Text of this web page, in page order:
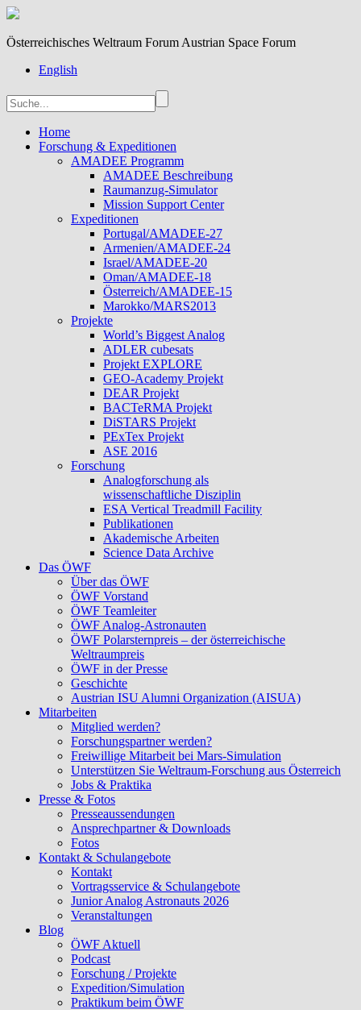
Österreichisches Weltraum Forum Austrian Space Forum
English
Home
Forschung & Expeditionen
AMADEE Programm
AMADEE Beschreibung
Raumanzug-Simulator
Mission Support Center
Expeditionen
Portugal/AMADEE-27
Armenien/AMADEE-24
Israel/AMADEE-20
Oman/AMADEE-18
Österreich/AMADEE-15
Marokko/MARS2013
Projekte
World’s Biggest Analog
ADLER cubesats
Projekt EXPLORE
GEO-Academy Projekt
DEAR Projekt
BACTeRMA Projekt
DiSTARS Projekt
PExTex Projekt
ASE 2016
Forschung
Analogforschung als
wissenschaftliche Disziplin
ESA Vertical Treadmill Facility
Publikationen
Akademische Arbeiten
Science Data Archive
Das ÖWF
Über das ÖWF
ÖWF Vorstand
ÖWF Teamleiter
ÖWF Analog-Astronauten
ÖWF Polarsternpreis – der österreichische
Weltraumpreis
ÖWF in der Presse
Geschichte
Austrian ISU Alumni Organization (AISUA)
Mitarbeiten
Mitglied werden?
Forschungspartner werden?
Freiwillige Mitarbeit bei Mars-Simulation
Unterstützen Sie Weltraum-Forschung aus Österreich
Jobs & Praktika
Presse & Fotos
Presseaussendungen
Ansprechpartner & Downloads
Fotos
Kontakt & Schulangebote
Kontakt
Vortragsservice & Schulangebote
Junior Analog Astronauts 2026
Veranstaltungen
Blog
ÖWF Aktuell
Podcast
Forschung / Projekte
Expedition/Simulation
Praktikum beim ÖWF